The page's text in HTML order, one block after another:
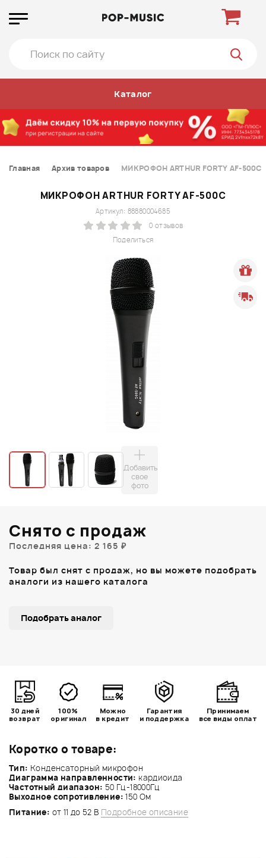
Каталог
Главная Архив товаров МИКРОФОН ARTHUR FORTY AF-500C
МИКРОФОН ARTHUR FORTY AF-500C
Поделиться
Артикул: 88880004685
0 отзывов
Добавить
свое
фото
Коротко о товаре:
Тип: Конденсаторный микрофон
Диаграмма направленности: кардиоида
Частотный диапазон: 50 Гц-18000Гц
Выходное сопротивление: 150 Ом
Питание: от 11 до 52 В Подробное описание
Снято с продаж
Последняя цена: 2 165 ₽
Товар был снят с продаж, но вы можете подобрать
аналоги из нашего каталога
Подобрать аналог
30 дней
возврат
100%
оригинал
Можно
в кредит
Гарантия
и поддержка
Принимаем
все виды оплат